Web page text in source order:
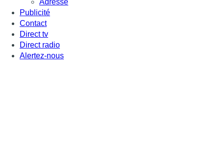
Publicité
Contact
Direct tv
Direct radio
Alertez-nous